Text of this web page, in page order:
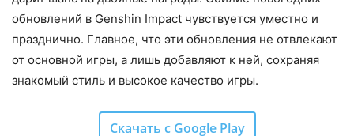
обновлений в Genshin Impact чувствуется уместно и
празднично. Главное, что эти обновления не отвлекают
от основной игры, а лишь добавляют к ней, сохраняя
знакомый стиль и высокое качество игры.
Скачать с Google Play